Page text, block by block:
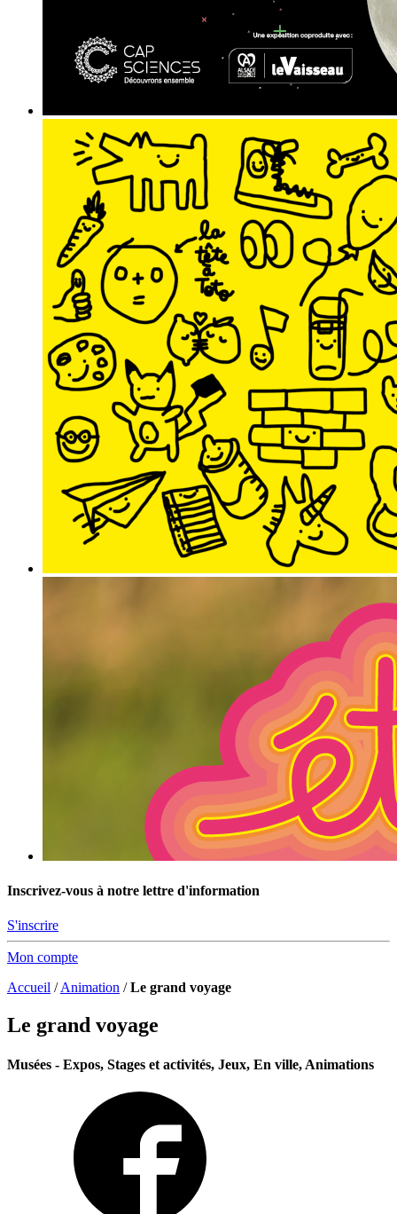
Inscrivez-vous à notre lettre d'information
S'inscrire
Mon compte
Accueil /Animation /Le grand voyage
Le grand voyage
Musées - Expos, Stages et activités, Jeux, En ville, Animations